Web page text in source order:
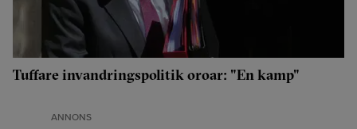
Tuffare invandringspolitik oroar: "En kamp"
ANNONS